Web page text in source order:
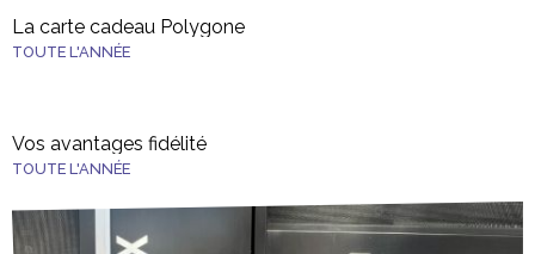
La carte cadeau Polygone
TOUTE L'ANNÉE
Vos avantages fidélité
TOUTE L'ANNÉE